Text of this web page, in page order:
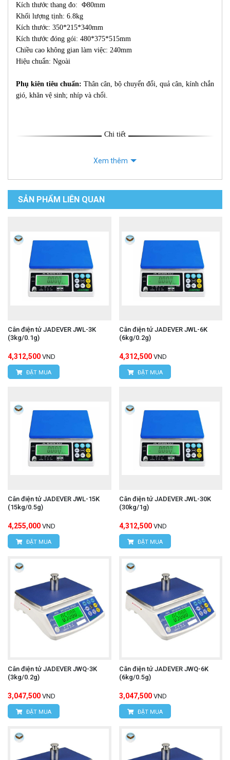
Kích thước thang đo: Φ80mm
Khối lượng tịnh: 6.8kg
Kích thước: 350*215*340mm
Kích thước đóng gói: 480*375*515mm
Chiều cao không gian làm việc: 240mm
Hiệu chuẩn: Ngoài
Phụ kiên tiêu chuẩn: Thân cân, bộ chuyển đổi, quả cân, kính chắn
gió, khăn vệ sinh; nhíp và chổi.
Chi tiết
Xem thêm
SẢN PHẨM LIÊN QUAN
Cân điện tử JADEVER JWL-3K
(3kg/0.1g)
4,312,500 VND
ĐẶT MUA
Cân điện tử JADEVER JWL-6K
(6kg/0.2g)
4,312,500 VND
ĐẶT MUA
Cân điện tử JADEVER JWL-15K
(15kg/0.5g)
4,255,000 VND
ĐẶT MUA
Cân điện tử JADEVER JWL-30K
(30kg/1g)
4,312,500 VND
ĐẶT MUA
Cân điện tử JADEVER JWQ-3K
(3kg/0.2g)
3,047,500 VND
ĐẶT MUA
Cân điện tử JADEVER JWQ-6K
(6kg/0.5g)
3,047,500 VND
ĐẶT MUA